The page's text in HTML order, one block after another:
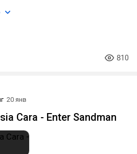
810
20 янв
Cara - Enter Sandman